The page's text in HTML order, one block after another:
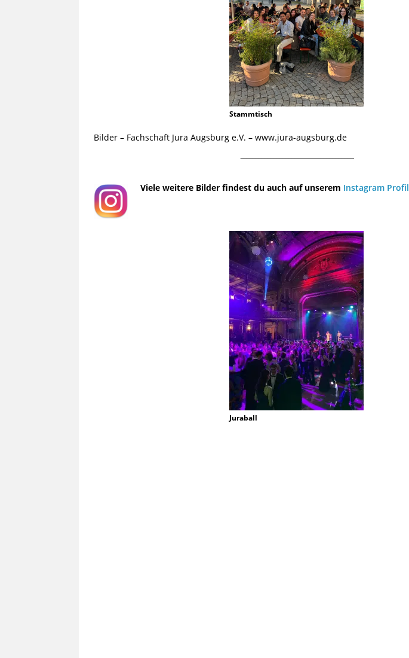
Stammtisch
Bilder – Fachschaft Jura Augsburg e.V. – www.jura-augsburg.de
¯¯¯¯¯¯¯¯¯¯¯¯¯¯¯¯¯¯¯¯¯¯¯¯¯¯¯¯¯¯¯¯¯¯¯¯¯¯
Viele weitere Bilder findest du auch auf unserem Instagram Profil
Juraball